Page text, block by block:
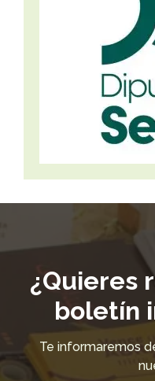
¿Quieres
boletín
Te informaremos